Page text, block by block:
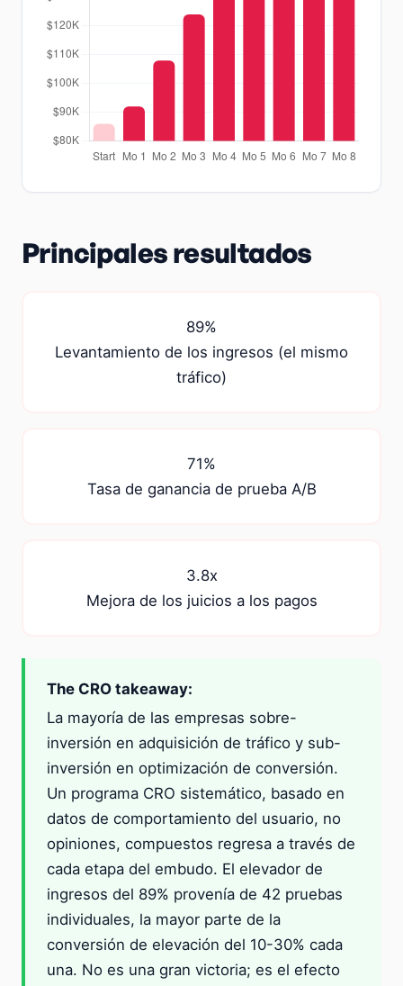
Principales resultados
89%
Levantamiento de los ingresos (el mismo
tráfico)
71%
Tasa de ganancia de prueba A/B
3.8x
Mejora de los juicios a los pagos
The CRO takeaway:
La mayoría de las empresas sobre-
inversión en adquisición de tráfico y sub-
inversión en optimización de conversión.
Un programa CRO sistemático, basado en
datos de comportamiento del usuario, no
opiniones, compuestos regresa a través de
cada etapa del embudo. El elevador de
ingresos del 89% provenía de 42 pruebas
individuales, la mayor parte de la
conversión de elevación del 10-30% cada
una. No es una gran victoria; es el efecto